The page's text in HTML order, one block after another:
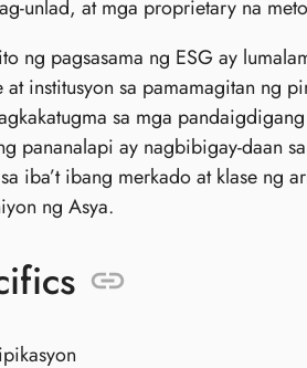
unlad, at mga proprietary na
ng pagsasama ng ESG ay
at institusyon sa pamamagitan ng
sa mga
pananalapi ay nagbibigay-daan
iba’t ibang merkado at klase ng
ng Asya.